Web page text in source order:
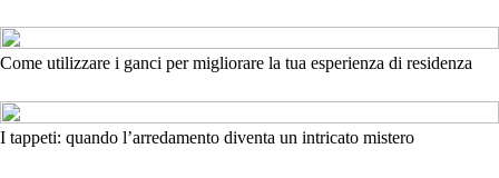
Come utilizzare i ganci per migliorare la tua esperienza di residenza
I tappeti: quando l’arredamento diventa un intricato mistero